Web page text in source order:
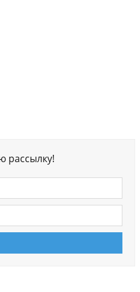
рассылку!